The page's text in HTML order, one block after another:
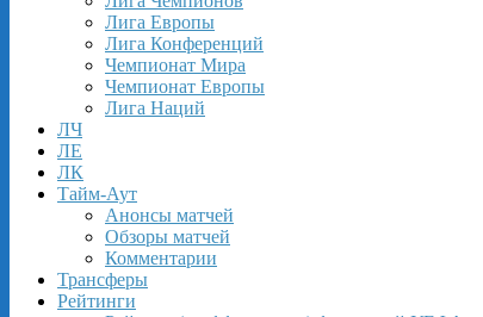
Лига Европы
Лига Конференций
Чемпионат Мира
Чемпионат Европы
Лига Наций
ЛЧ
ЛЕ
ЛК
Тайм-Аут
Анонсы матчей
Обзоры матчей
Комментарии
Трансферы
Рейтинги